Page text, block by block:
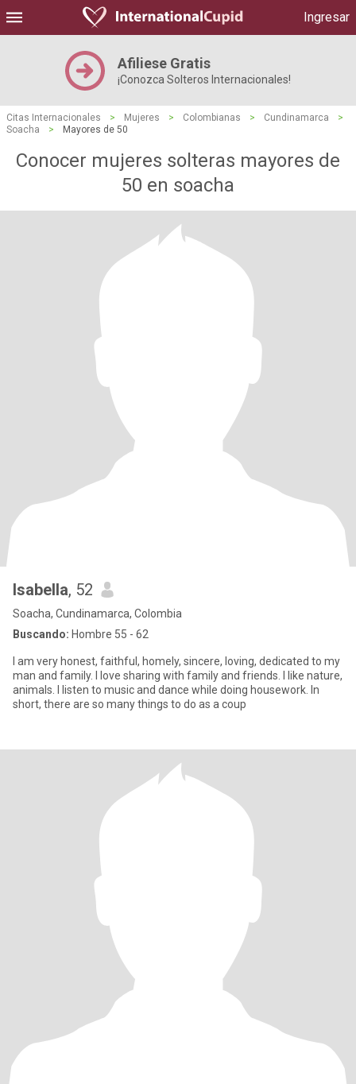
Ingresar
Afiliese Gratis
¡Conozca Solteros Internacionales!
Citas Internacionales > Mujeres > Colombianas > Cundinamarca
>
Soacha
> Mayores de 50
Conocer mujeres solteras mayores de
50 en soacha
Isabella, 52
Soacha, Cundinamarca, Colombia
Buscando: Hombre 55 - 62
I am very honest, faithful, homely, sincere, loving, dedicated to my
man and family. I love sharing with family and friends. I like nature,
animals. I listen to music and dance while doing housework. In
short, there are so many things to do as a coup